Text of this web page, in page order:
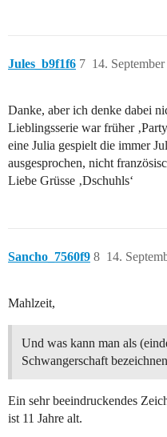
Jules_b9f1f6 14.
7
Danke, aber ich denke dabei
Lieblingsserie war früher
eine Julia gespielt die immer
ausgesprochen, nicht
Liebe Grüsse ‚Dschuhls‘
Sancho_7560f9 14.
8
Mahlzeit,
Und was kann man als
Schwangerschaft
Ein sehr beeindruckendes
ist 11 Jahre alt.